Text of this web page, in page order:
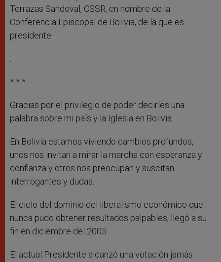
Terrazas Sandoval, CSSR, en nombre de la
Conferencia Episcopal de Bolivia, de la que es
presidente.
.
* * *
Gracias por el privilegio de poder decirles una
palabra sobre mi país y la Iglesia en Bolivia.
En Bolivia estamos viviendo cambios profundos,
unos nos invitan a mirar la marcha con esperanza y
confianza y otros nos preocupan y suscitan
interrogantes y dudas.
El ciclo del dominio del liberalismo económico que
nunca pudo obtener resultados palpables, llegó a su
fin en diciembre del 2005.
El actual Presidente alcanzó una votación jamás